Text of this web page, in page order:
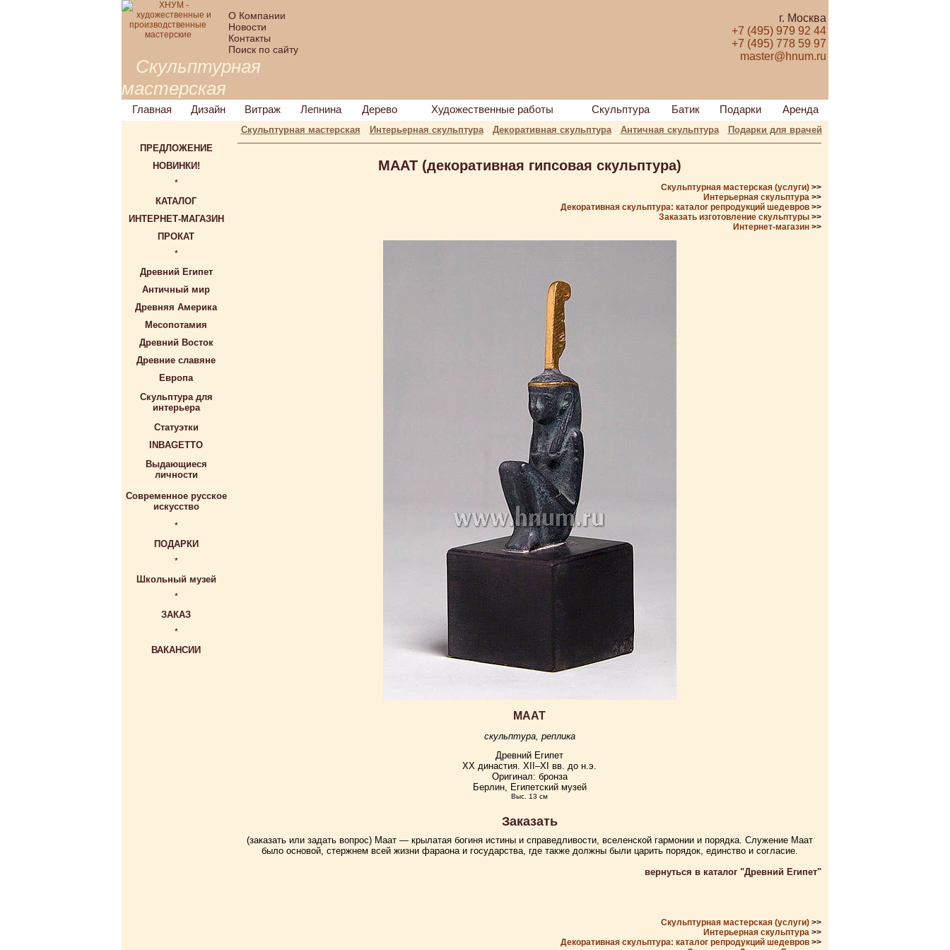
О Компании
Новости
Контакты
Поиск по сайту
г. Москва
+7 (495) 979 92 44
+7 (495) 778 59 97
master@hnum.ru
Скульптурная
мастерская
Главная Дизайн Витраж Лепнина Дерево Художественные работы Скульптура Батик Подарки Аренда
Скульптурная мастерская Интерьерная скульптура Декоративная скульптура Античная скульптура
Подарки для врачей
ПРЕДЛОЖЕНИЕ
НОВИНКИ!
*
КАТАЛОГ
ИНТЕРНЕТ-МАГАЗИН
ПРОКАТ
*
Древний Египет
Античный мир
Древняя Америка
Месопотамия
Древний Восток
Древние славяне
Европа
Скульптура для
интерьера
Статуэтки
INBAGETTO
Выдающиеся
личности
Современное русское
искусство
*
ПОДАРКИ
*
Школьный музей
*
ЗАКАЗ
*
ВАКАНСИИ
МААТ (декоративная гипсовая скульптура)
Скульптурная мастерская (услуги) >>
Интерьерная скульптура >>
Декоративная скульптура: каталог репродукций шедевров >>
Заказать изготовление скульптуры >>
Интернет-магазин >>
МААТ
скульптура, реплика
Древний Египет
XX династия. XII–XI вв. до н.э.
Оригинал: бронза
Берлин, Египетский музей
Выс. 13 см
Заказать
(заказать или задать вопрос) Маат — крылатая богиня истины и справедливости, вселенской гармонии и порядка. Служение Маат
было основой, стержнем всей жизни фараона и государства, где также должны были царить порядок, единство и согласие.
вернуться в каталог "Древний Египет"
Скульптурная мастерская (услуги) >>
Интерьерная скульптура >>
Декоративная скульптура: каталог репродукций шедевров >>